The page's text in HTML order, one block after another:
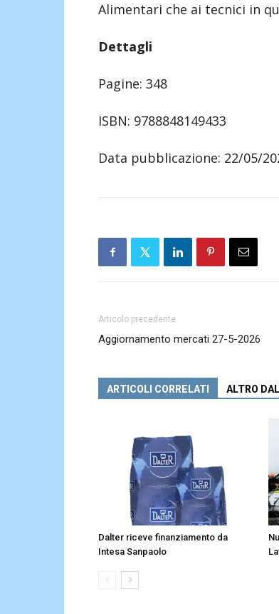
Alimentari che ai tecnici in
Dettagli
Pagine: 348
ISBN: 9788848149433
Data pubblicazione: 22/05/
Articolo precedente
Aggiornamento mercati 27-5-2026
ARTICOLI CORRELATI ALTRO
Dalter riceve finanziamento da
Intesa Sanpaolo